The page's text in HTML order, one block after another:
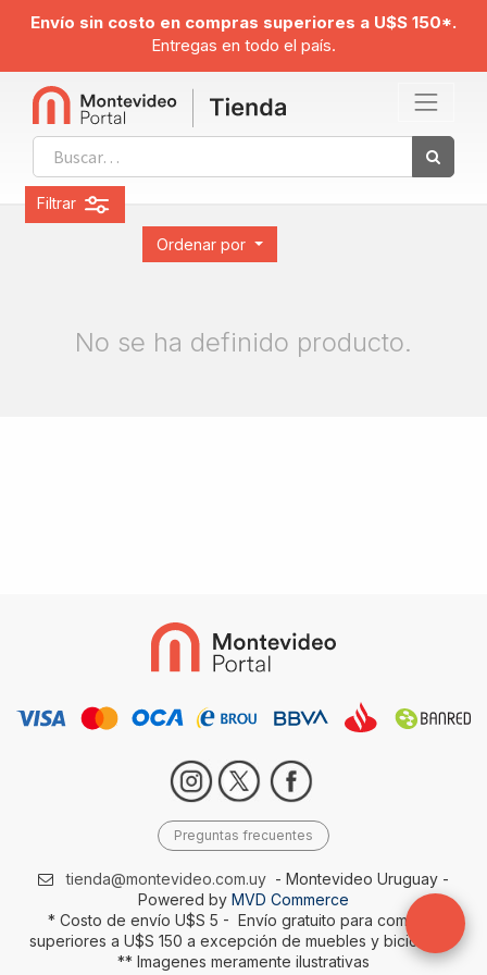
Envío sin costo en compras superiores a U$S 150*.
Entregas en todo el país.
Ordenar por
Filtrar
No se ha definido producto.
Preguntas frecuentes
tienda@montevideo.com.uy - Montevideo Uruguay -
Powered by MVD Commerce
* Costo de envío U$S 5 - Envío gratuito para compras
superiores a U$S 150 a excepción de muebles y bicicletas-
** Imagenes meramente ilustrativas